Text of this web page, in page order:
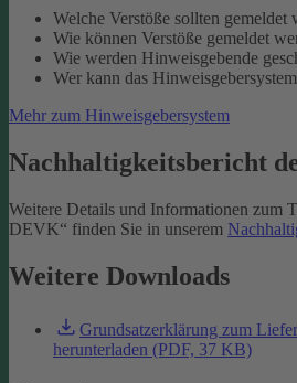
Welche Verstöße sollten gemeldet
Wie können Verstöße gemeldet
Wie werden Hinweisgebende
Wer kann das
Mehr zum Hinweisgebersystem
Nachhaltigkeitsbericht
Weitere Details und Informationen zum
DEVK“ finden Sie in unserem
Weitere Downloads
Grundsatzerklärung zum
herunterladen (PDF, 37 KB)